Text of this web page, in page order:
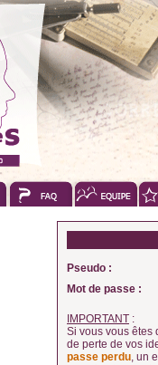
Pseudo :
Mot de passe :
IMPORTANT :
Si vous vous êtes
de perte de vos
passe perdu, un